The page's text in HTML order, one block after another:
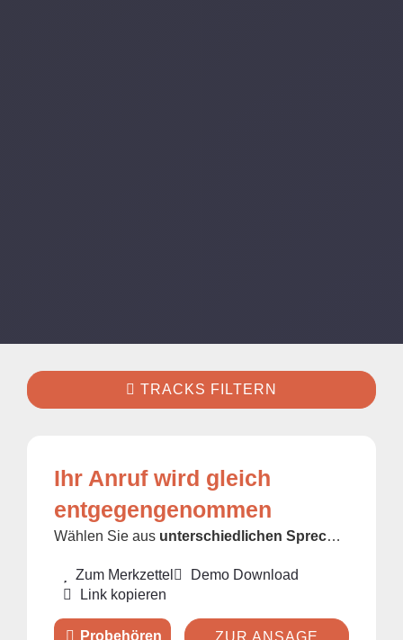
TRACKS FILTERN
Ihr Anruf wird gleich
entgegengenommen
Wählen Sie aus unterschiedlichen Sprecher/innen
Zum Merkzettel
Demo Download
Link kopieren